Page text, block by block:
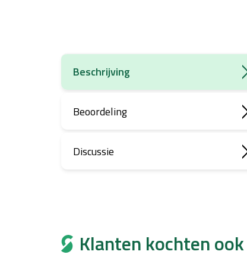
Beschrijving
Beoordeling
Discussie
Klanten kochten ook